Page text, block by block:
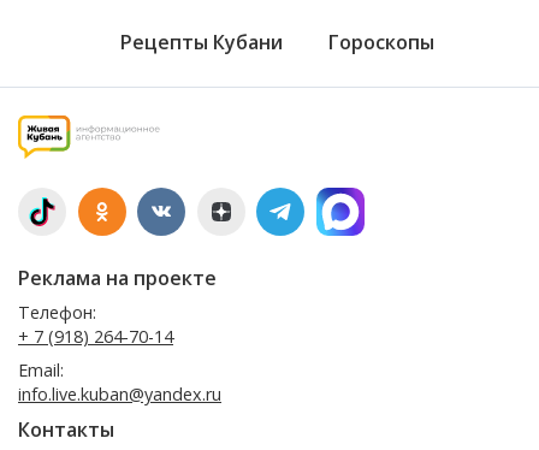
Рецепты Кубани Гороскопы
Реклама на проекте
Телефон:
+ 7 (918) 264-70-14
Email:
info.live.kuban@yandex.ru
Контакты